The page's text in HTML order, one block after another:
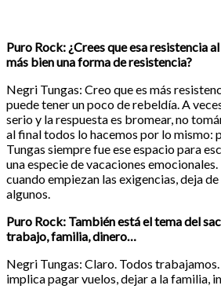
Puro Rock: ¿Crees que esa resistencia
más bien una forma de resistencia?
Negri Tungas: Creo que es más
puede tener un poco de rebeldía. A
serio y la respuesta es bromear, no
al final todos lo hacemos por lo mismo:
Tungas siempre fue ese espacio para
una especie de vacaciones
cuando empiezan las exigencias, deja
algunos.
Puro Rock: También está el tema del
trabajo, familia, dinero…
Negri Tungas: Claro. Todos
implica pagar vuelos, dejar a la familia,